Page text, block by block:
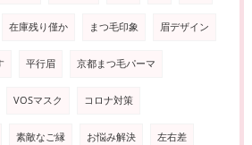
在庫残り僅か まつ毛印象 眉デザイン
平行眉 京都まつ毛パーマ
VOSマスク コロナ対策
素敵なご縁 お悩み解決 左右差